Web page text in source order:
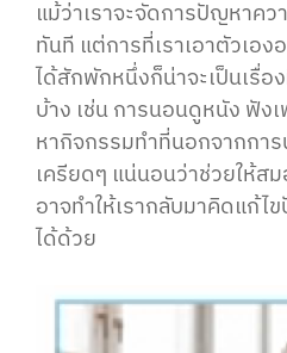
แม้ว่าเราจะจัดการปัญหาคว
ทันที แต่การที่เราเอาตัวเอ
ได้สักพักหนึ่งก็น่าจะเป็นเรื่อ
บ้าง เช่น การนอนดูหนัง ฟัง
หากิจกรรมทำที่นอกจากกา
เครียดๆ แน่นอนว่าช่วยให้ส
อาจทำให้เรากลับมาคิดแก้ไ
ได้ด้วย